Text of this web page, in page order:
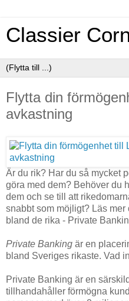
Classier
Flytta din
avkastning
Är du rik? Har du så mycket
göra med dem? Behöver du
dem och se till att
snabbt som möjligt? Läs
bland de rika - Private
Private Banking är en
bland Sveriges rikaste. Vad
Private Banking är en
tillhandahåller förmögna